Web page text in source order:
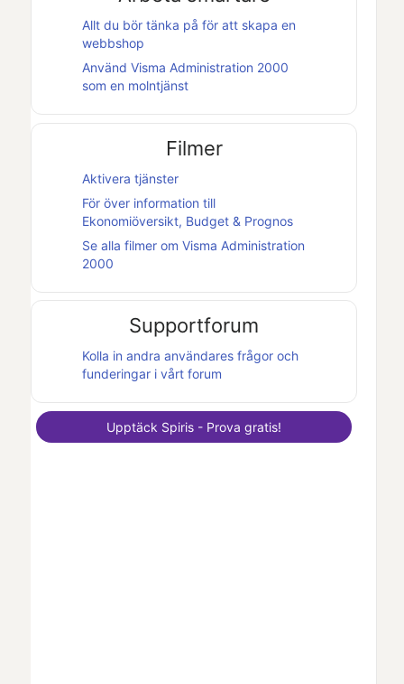
Allt du bör tänka på för att skapa en
webbshop
Använd Visma Administration 2000
som en molntjänst
Filmer
Aktivera tjänster
För över information till
Ekonomiöversikt, Budget & Prognos
Se alla filmer om Visma Administration
2000
Supportforum
Kolla in andra användares frågor och
funderingar i vårt forum
Upptäck Spiris - Prova gratis!